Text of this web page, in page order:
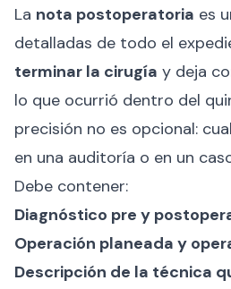
La nota postoperatoria es
detalladas de todo el
terminar la cirugía y deja
lo que ocurrió dentro del
precisión no es opcional:
en una auditoría o en un
Debe contener:
Diagnóstico pre y
Operación planeada y
Descripción de la técnica